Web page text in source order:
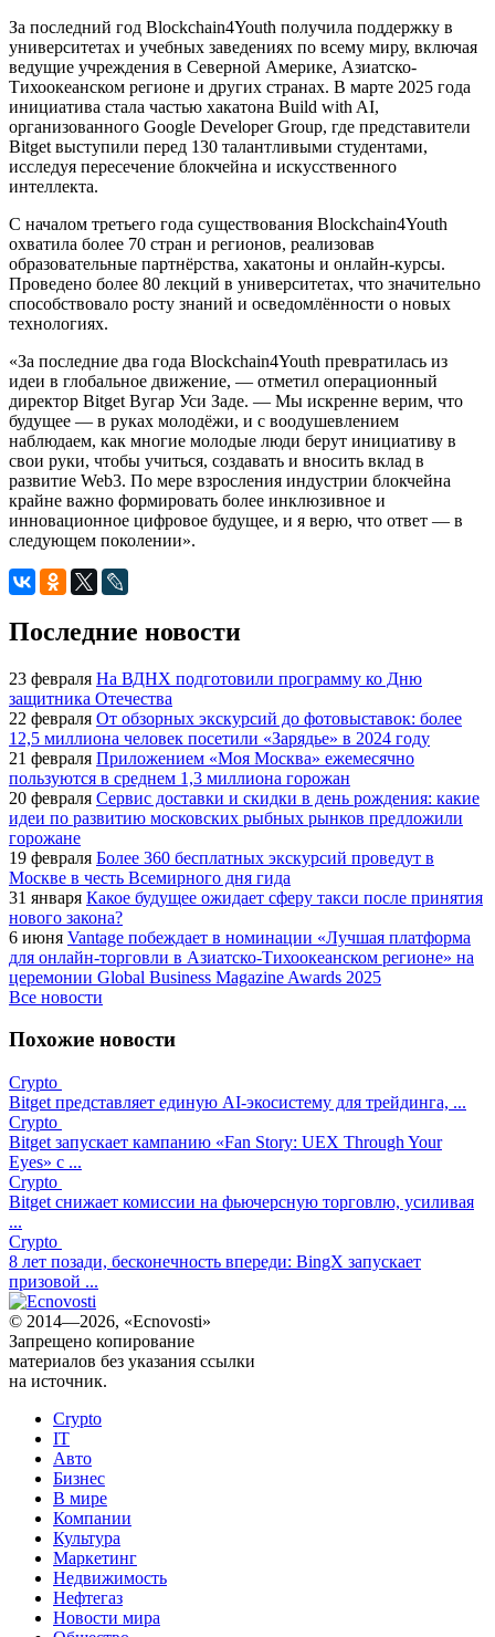
За последний год Blockchain4Youth получила поддержку в
университетах и учебных заведениях по всему миру, включая
ведущие учреждения в Северной Америке, Азиатско-
Тихоокеанском регионе и других странах. В марте 2025 года
инициатива стала частью хакатона Build with AI,
организованного Google Developer Group, где представители
Bitget выступили перед 130 талантливыми студентами,
исследуя пересечение блокчейна и искусственного
интеллекта.
С началом третьего года существования Blockchain4Youth
охватила более 70 стран и регионов, реализовав
образовательные партнёрства, хакатоны и онлайн-курсы.
Проведено более 80 лекций в университетах, что значительно
способствовало росту знаний и осведомлённости о новых
технологиях.
«За последние два года Blockchain4Youth превратилась из
идеи в глобальное движение, — отметил операционный
директор Bitget Вугар Уси Заде. — Мы искренне верим, что
будущее — в руках молодёжи, и с воодушевлением
наблюдаем, как многие молодые люди берут инициативу в
свои руки, чтобы учиться, создавать и вносить вклад в
развитие Web3. По мере взросления индустрии блокчейна
крайне важно формировать более инклюзивное и
инновационное цифровое будущее, и я верю, что ответ — в
следующем поколении».
Последние новости
23 февраля На ВДНХ подготовили программу ко Дню
защитника Отечества
22 февраля От обзорных экскурсий до фотовыставок: более
12,5 миллиона человек посетили «Зарядье» в 2024 году
21 февраля Приложением «Моя Москва» ежемесячно
пользуются в среднем 1,3 миллиона горожан
20 февраля Сервис доставки и скидки в день рождения: какие
идеи по развитию московских рыбных рынков предложили
горожане
19 февраля Более 360 бесплатных экскурсий проведут в
Москве в честь Всемирного дня гида
31 января Какое будущее ожидает сферу такси после принятия
нового закона?
6 июня Vantage побеждает в номинации «Лучшая платформа
для онлайн-торговли в Азиатско-Тихоокеанском регионе» на
церемонии Global Business Magazine Awards 2025
Все новости
Похожие новости
Crypto
Bitget представляет единую AI-экосистему для трейдинга, ...
Crypto
Bitget запускает кампанию «Fan Story: UEX Through Your
Eyes» с ...
Crypto
Bitget снижает комиссии на фьючерсную торговлю, усиливая
...
Crypto
8 лет позади, бесконечность впереди: BingX запускает
призовой ...
© 2014—2026, «Ecnovosti»
Запрещено копирование
материалов без указания ссылки
на источник.
Crypto
IT
Авто
Бизнес
В мире
Компании
Культура
Маркетинг
Недвижимость
Нефтегаз
Новости мира